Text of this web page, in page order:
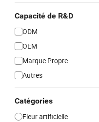
Capacité de R&D
ODM
OEM
Marque Propre
Autres
Catégories
Fleur artificielle